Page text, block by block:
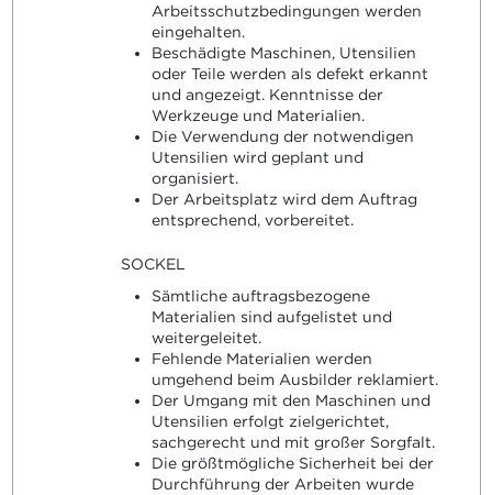
Arbeitsschutzbedingungen werden
eingehalten.
Beschädigte Maschinen, Utensilien
oder Teile werden als defekt erkannt
und angezeigt. Kenntnisse der
Werkzeuge und Materialien.
Die Verwendung der notwendigen
Utensilien wird geplant und
organisiert.
Der Arbeitsplatz wird dem Auftrag
entsprechend, vorbereitet.
SOCKEL
Sämtliche auftragsbezogene
Materialien sind aufgelistet und
weitergeleitet.
Fehlende Materialien werden
umgehend beim Ausbilder reklamiert.
Der Umgang mit den Maschinen und
Utensilien erfolgt zielgerichtet,
sachgerecht und mit großer Sorgfalt.
Die größtmögliche Sicherheit bei der
Durchführung der Arbeiten wurde